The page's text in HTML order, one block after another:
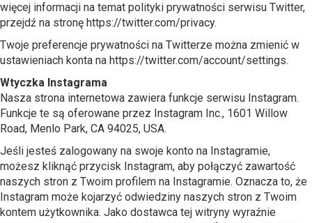
więcej informacji na temat polityki prywatności serwisu Twitter,
przejdź na stronę https://twitter.com/privacy.
Twoje preferencje prywatności na Twitterze można zmienić w
ustawieniach konta na https://twitter.com/account/settings.
Wtyczka Instagrama
Nasza strona internetowa zawiera funkcje serwisu Instagram.
Funkcje te są oferowane przez Instagram Inc., 1601 Willow
Road, Menlo Park, CA 94025, USA.
Jeśli jesteś zalogowany na swoje konto na Instagramie,
możesz kliknąć przycisk Instagram, aby połączyć zawartość
naszych stron z Twoim profilem na Instagramie. Oznacza to, że
Instagram może kojarzyć odwiedziny naszych stron z Twoim
kontem użytkownika. Jako dostawca tej witryny wyraźnie